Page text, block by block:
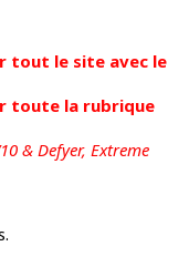
tout le site avec le
toute la rubrique
& Defyer, Extreme